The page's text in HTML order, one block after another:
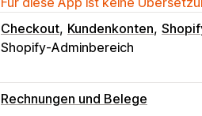
Checkout Kundenkonten
Shopify-Adminbereich
Rechnungen und Belege